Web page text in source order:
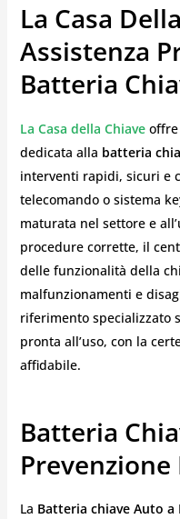
La Casa
Assistenza
Batteria
La Casa della Chiaveoffre
dedicata alla batteria
interventi rapidi, sicuri e
telecomando o sistema
maturata nel settore e
procedure corrette, il
delle funzionalità della
malfunzionamenti e
riferimento specializzato
pronta all’uso, con la
affidabile.
Batteria
Prevenzione
La Batteria chiave Auto a